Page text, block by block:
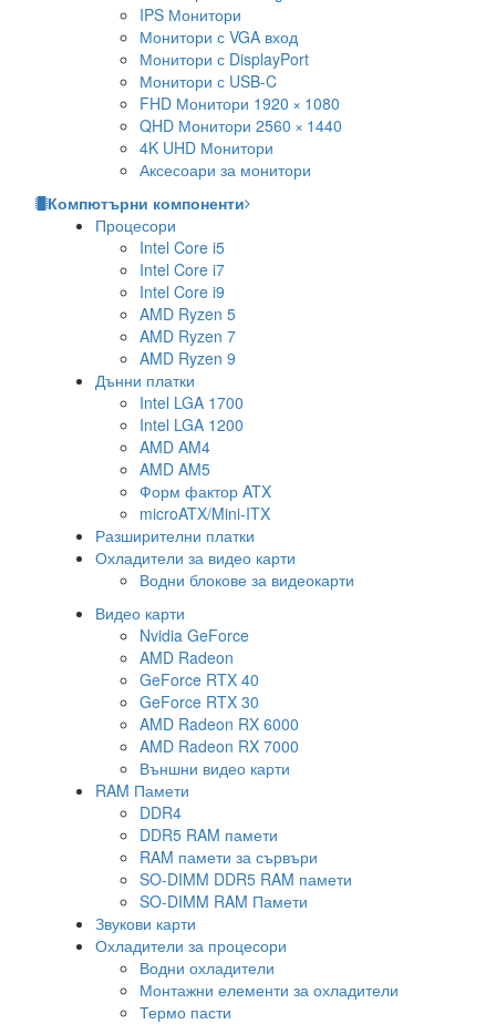
IPS Монитори
Монитори с VGA вход
Монитори с DisplayPort
Монитори с USB-C
FHD Монитори 1920 × 1080
QHD Монитори 2560 × 1440
4K UHD Монитори
Аксесоари за монитори
Компютърни компоненти
Процесори
Intel Core i5
Intel Core i7
Intel Core i9
AMD Ryzen 5
AMD Ryzen 7
AMD Ryzen 9
Дънни платки
Intel LGA 1700
Intel LGA 1200
AMD AM4
AMD AM5
Форм фактор ATX
microATX/Mini-ITX
Разширителни платки
Охладители за видео карти
Водни блокове за видеокарти
Видео карти
Nvidia GeForce
AMD Radeon
GeForce RTX 40
GeForce RTX 30
AMD Radeon RX 6000
AMD Radeon RX 7000
Външни видео карти
RAM Памети
DDR4
DDR5 RAM памети
RAM памети за сървъри
SO-DIMM DDR5 RAM памети
SO-DIMM RAM Памети
Звукови карти
Охладители за процесори
Водни охладители
Монтажни елементи за охладители
Термо пасти